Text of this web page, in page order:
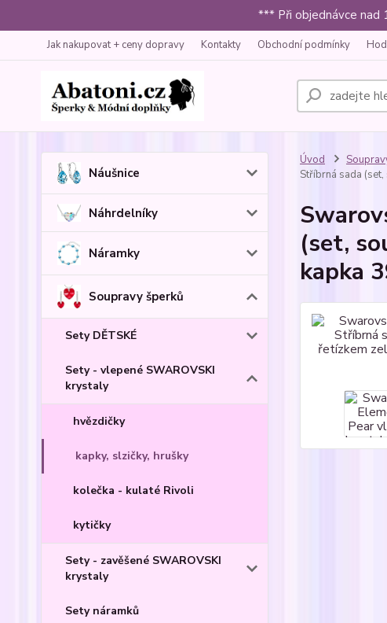
*** Při objednávce nad
Jak nakupovat + ceny dopravy Kontakty Obchodní podmínky
Náušnice
Náhrdelníky
Náramky
Soupravy šperků
Sety DĚTSKÉ
Sety - vlepené SWAROVSKI
krystaly
hvězdičky
kapky, slzičky, hrušky
kolečka - kulaté Rivoli
kytičky
Sety - zavěšené SWAROVSKI
krystaly
Sety náramků
Úvod
Stříbrná sada
(set,
kapka